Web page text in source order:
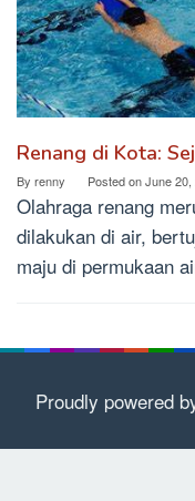
Renang di Kota:
By renny Posted onJune 20,
Olahraga renang
dilakukan di air,
maju di permukaan
Proudly powered